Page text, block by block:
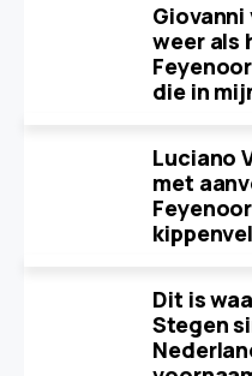
weer als
die in
Luciano
met
Dit is
Stegen